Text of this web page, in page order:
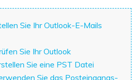
Sie Ihr Outlook-E-Mails
Sie Ihr Outlook
Sie eine PST Datei
Sie das Posteingangs-